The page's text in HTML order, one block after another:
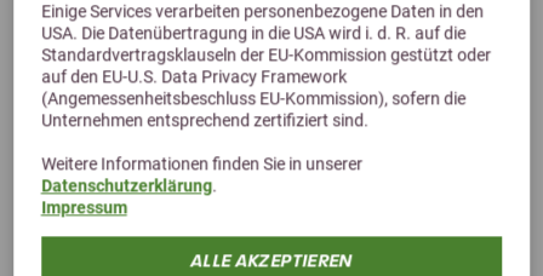
Einige Services verarbeiten personenbezogene Daten in den
USA. Die Datenübertragung in die USA wird i. d. R. auf die
Standardvertragsklauseln der EU-Kommission gestützt oder
auf den EU-U.S. Data Privacy Framework
(Angemessenheitsbeschluss EU-Kommission), sofern die
Unternehmen entsprechend zertifiziert sind.
Weitere Informationen finden Sie in unserer
Datenschutzerklärung.
Impressum
ALLE AKZEPTIEREN
Alternative Produkte